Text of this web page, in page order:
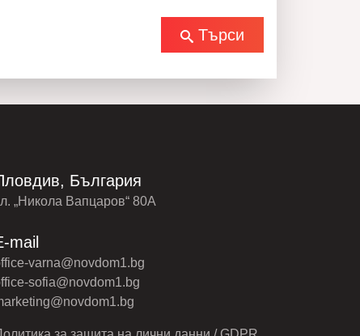
Търси
България
„Никола Вапцаров“ 80А
mail
varna@novdom1.bg
sofia@novdom1.bg